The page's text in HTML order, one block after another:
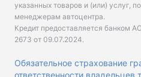
указанных товаров и (или) услуг,
менеджерам автоцентра.
Кредит предоставляется банком
2673 от 09.07.2024.
Обязательное страхование
ответственности владельцев